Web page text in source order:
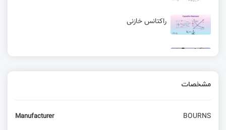
راکتانس خازنی
مشخصات
Manufacturer BOURNS